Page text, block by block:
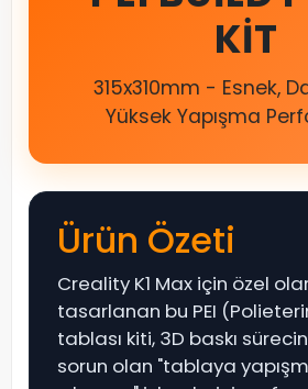
KIT
315x310mm - Esnek,
Yüksek Yapışma
Ürün Özeti
Creality K1 Max için özel
tasarlanan bu PEI
tablası kiti, 3D baskı
sorun olan "tablaya